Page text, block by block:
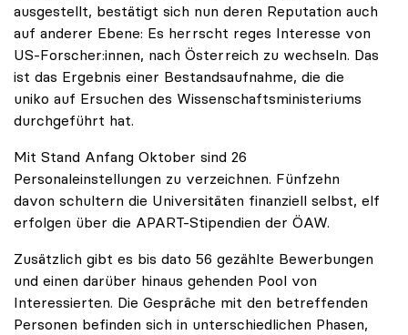
ausgestellt, bestätigt sich nun deren Reputation auch
auf anderer Ebene: Es herrscht reges Interesse von
US-Forscher:innen, nach Österreich zu wechseln. Das
ist das Ergebnis einer Bestandsaufnahme, die die
uniko auf Ersuchen des Wissenschaftsministeriums
durchgeführt hat.
Mit Stand Anfang Oktober sind 26
Personaleinstellungen zu verzeichnen. Fünfzehn
davon schultern die Universitäten finanziell selbst, elf
erfolgen über die APART-Stipendien der ÖAW.
Zusätzlich gibt es bis dato 56 gezählte Bewerbungen
und einen darüber hinaus gehenden Pool von
Interessierten. Die Gespräche mit den betreffenden
Personen befinden sich in unterschiedlichen Phasen,